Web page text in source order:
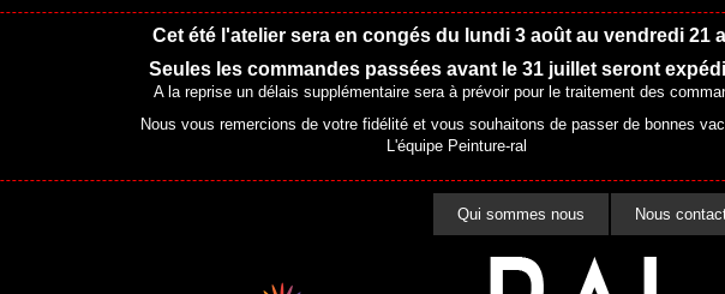
Cet été l'atelier sera en congés du lundi 3 août au vendredi 21
Seules les commandes passées avant le 31 juillet seront
A la reprise un délais supplémentaire sera à prévoir pour le traitement des
Nous vous remercions de votre fidélité et vous souhaitons de passer de bonnes
L'équipe Peinture-ral
Nous
Qui sommes nous